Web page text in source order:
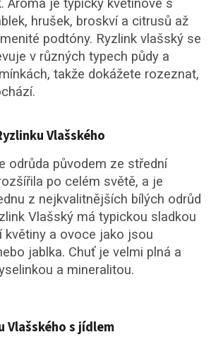
í
p
r
v
k
y
i
u
Aroma je typicky květinové s
hrušek, broskví a citrusů až
podtóny. Ryzlink vlašský se
v různých typech půdy a
takže dokážete rozeznat,
Vlašského
odrůda původem ze střední
po celém světě, a je
z nejkvalitnějších bílých odrůd
Vlašský má typickou sladkou
květiny a ovoce jako jsou
jablka. Chuť je velmi plná a
a mineralitou.
Vlašského s jídlem